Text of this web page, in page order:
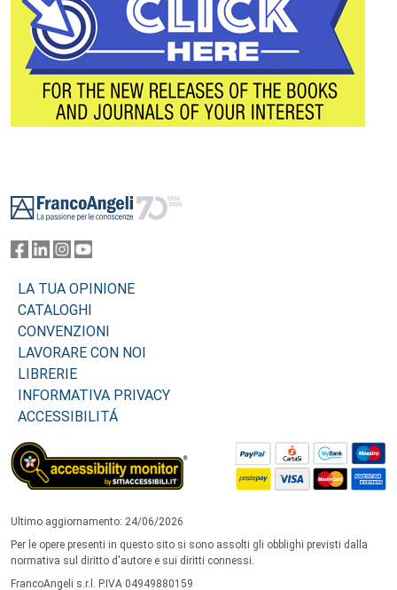
LA TUA OPINIONE
CATALOGHI
CONVENZIONI
LAVORARE CON NOI
LIBRERIE
INFORMATIVA PRIVACY
ACCESSIBILITÁ
Ultimo aggiornamento: 24/06/2026
Per le opere presenti in questo sito si sono assolti gli obblighi previsti dalla
normativa sul diritto d'autore e sui diritti connessi.
FrancoAngeli s.r.l. P.IVA 04949880159